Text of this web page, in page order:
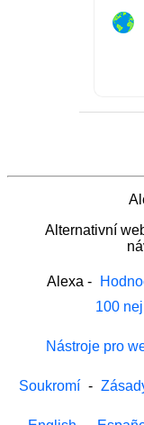
Alternativní
Alexa -
100
Nástroje pro
Soukromí -